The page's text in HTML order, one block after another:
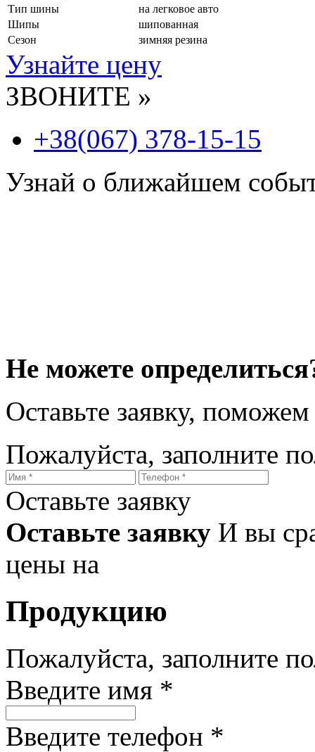
Тип шины
на легковое авто
Шипы
шипованная
Сезон
зимняя резина
Узнайте цену
ЗВОНИТЕ »
+38(067) 378-15-15
Узнай о ближайшем
Не можете
Оставьте заявку,
Пожалуйста, заполните
Оставьте заявку
Оставьте заявку И вы
цены на
Продукцию
Пожалуйста, заполните
Введите имя *
Введите телефон *